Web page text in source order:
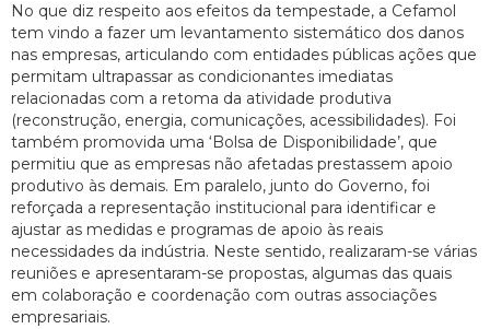
No que diz respeito aos efeitos da tempestade, a Cefamol
tem vindo a fazer um levantamento sistemático dos danos
nas empresas, articulando com entidades públicas ações que
permitam ultrapassar as condicionantes imediatas
relacionadas com a retoma da atividade produtiva
(reconstrução, energia, comunicações, acessibilidades). Foi
também promovida uma ‘Bolsa de Disponibilidade’, que
permitiu que as empresas não afetadas prestassem apoio
produtivo às demais. Em paralelo, junto do Governo, foi
reforçada a representação institucional para identificar e
ajustar as medidas e programas de apoio às reais
necessidades da indústria. Neste sentido, realizaram-se várias
reuniões e apresentaram-se propostas, algumas das quais
em colaboração e coordenação com outras associações
empresariais.